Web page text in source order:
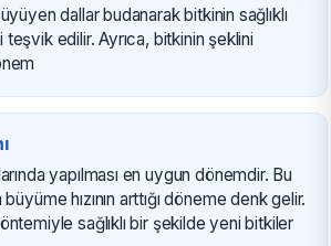
dallar budanarak bitkinin sağlıklı
edilir. Ayrıca, bitkinin şeklini
yapılması en uygun dönemdir. Bu
hızının arttığı döneme denk gelir.
sağlıklı bir şekilde yeni bitkiler